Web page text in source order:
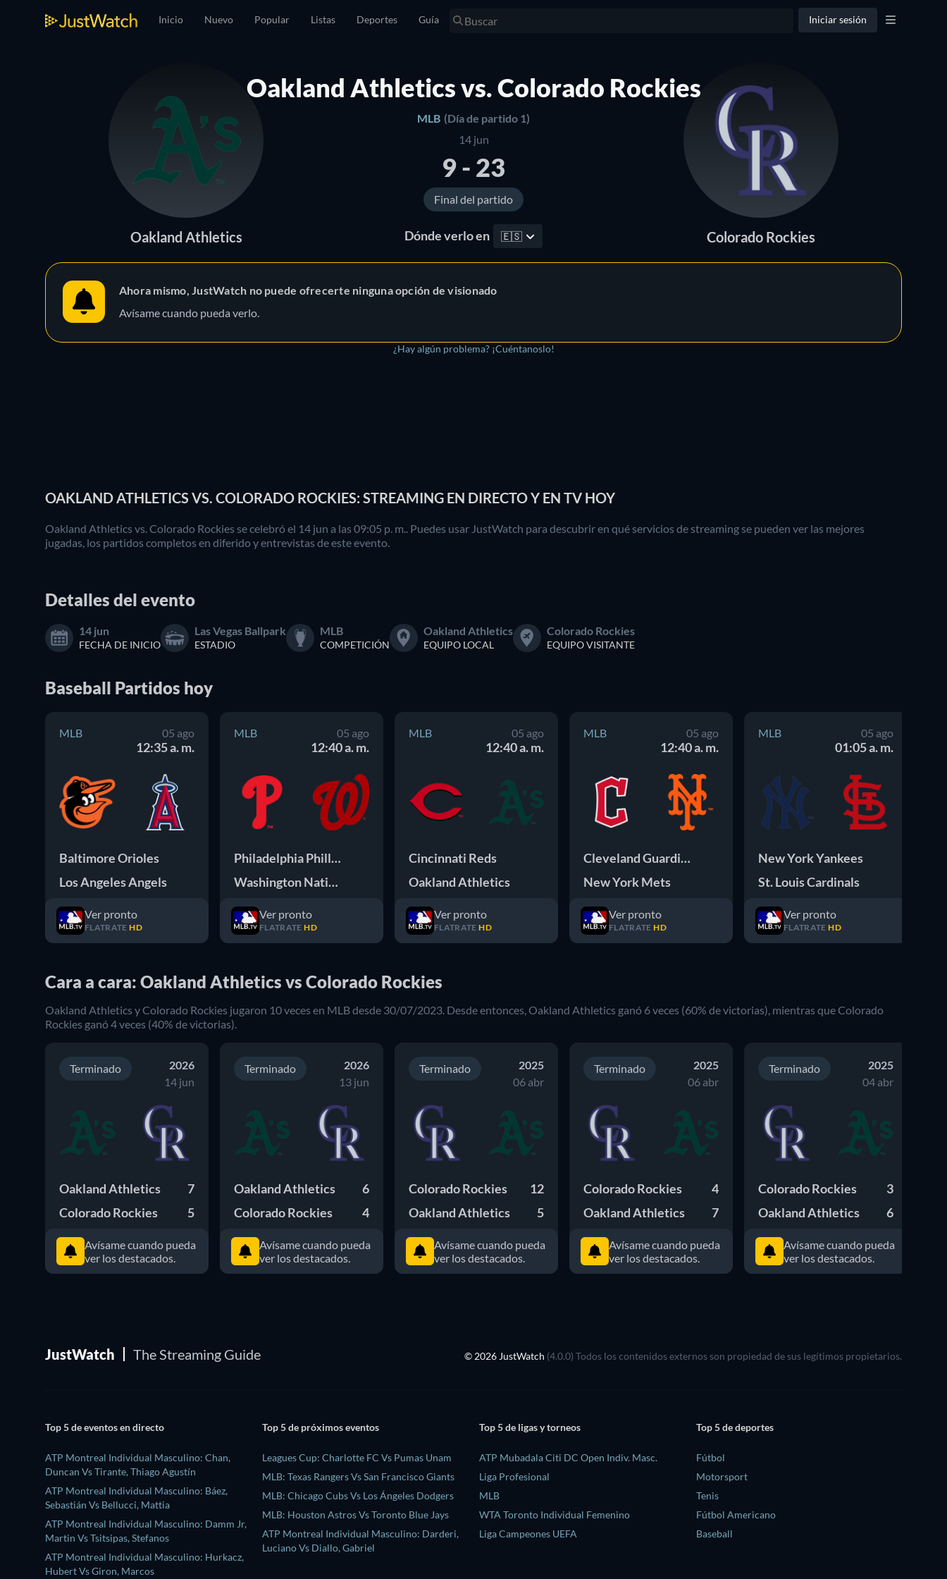
Inicio Nuevo Popular Listas Deportes Guía Iniciar sesión
Oakland Athletics vs. Colorado Rockies
MLB (Día de partido 1)
Oakland Athletics
14 jun
9 - 23
Final del partido
Colorado Rockies
Dónde verlo en 🇪🇸
Ahora mismo, JustWatch no puede ofrecerte ninguna opción de visionado
Avísame cuando pueda verlo.
¿Hay algún problema? ¡Cuéntanoslo!
OAKLAND ATHLETICS VS. COLORADO ROCKIES: STREAMING EN DIRECTO Y EN TV HOY
Oakland Athletics vs. Colorado Rockies se celebró el 14 jun a las 09:05 p. m.. Puedes usar JustWatch para descubrir en qué servicios de streaming se pueden ver las mejores
jugadas, los partidos completos en diferido y entrevistas de este evento.
Detalles del evento
14 jun
FECHA DE INICIO
Las Vegas Ballpark
ESTADIO
MLB
COMPETICIÓN
Oakland Athletics
EQUIPO LOCAL
Colorado Rockies
EQUIPO VISITANTE
Baseball Partidos hoy
MLB 05 ago
12:35 a. m.
Baltimore Orioles
Los Angeles Angels
Ver pronto
FLATRATE HD
MLB 05 ago
12:40 a. m.
Philadelphia Phillies
Washington Nationals
Ver pronto
FLATRATE HD
MLB 05 ago
12:40 a. m.
Cincinnati Reds
Oakland Athletics
Ver pronto
FLATRATE HD
MLB 05 ago
12:40 a. m.
Cleveland Guardians
New York Mets
Ver pronto
FLATRATE HD
MLB 05 ago
01:05 a. m.
New York Yankees
St. Louis Cardinals
Ver pronto
FLATRATE HD
Cara a cara: Oakland Athletics vs Colorado Rockies
Oakland Athletics yColorado Rockies jugaron 10veces en MLBdesde 30/07/2023 . Desde entonces, Oakland Athletics ganó 6veces (60% de victorias), mientras queColorado
Rockies ganó4veces (40% de victorias).
Terminado
2026
14 jun
Oakland Athletics
7
Colorado Rockies
5
Avísame cuando pueda
ver los destacados.
Terminado
2026
13 jun
Oakland Athletics
6
Colorado Rockies
4
Avísame cuando pueda
ver los destacados.
Terminado
2025
06 abr
Colorado Rockies
12
Oakland Athletics
5
Avísame cuando pueda
ver los destacados.
Terminado
2025
06 abr
Colorado Rockies
4
Oakland Athletics
7
Avísame cuando pueda
ver los destacados.
Terminado
2025
04 abr
Colorado Rockies
3
Oakland Athletics
6
Avísame cuando pueda
ver los destacados.
JustWatch The Streaming Guide © 2026 JustWatch (4.0.0) Todos los contenidos externos son propiedad de sus legítimos propietarios.
Top 5 de eventos en directo
ATP Montreal Individual Masculino: Chan,
Duncan Vs Tirante, Thiago Agustín
ATP Montreal Individual Masculino: Báez,
Sebastián Vs Bellucci, Mattia
ATP Montreal Individual Masculino: Damm Jr,
Martin Vs Tsitsipas, Stefanos
ATP Montreal Individual Masculino: Hurkacz,
Hubert Vs Giron, Marcos
Top 5 de próximos eventos
Leagues Cup: Charlotte FC Vs Pumas Unam
MLB: Texas Rangers Vs San Francisco Giants
MLB: Chicago Cubs Vs Los Ángeles Dodgers
MLB: Houston Astros Vs Toronto Blue Jays
ATP Montreal Individual Masculino: Darderi,
Luciano Vs Diallo, Gabriel
Top 5 de ligas y torneos
ATP Mubadala Citi DC Open Indiv. Masc.
Liga Profesional
MLB
WTA Toronto Individual Femenino
Liga Campeones UEFA
Top 5 de deportes
Fútbol
Motorsport
Tenis
Fútbol Americano
Baseball